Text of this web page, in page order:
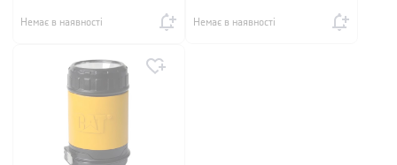
Немає в наявності Немає в наявності